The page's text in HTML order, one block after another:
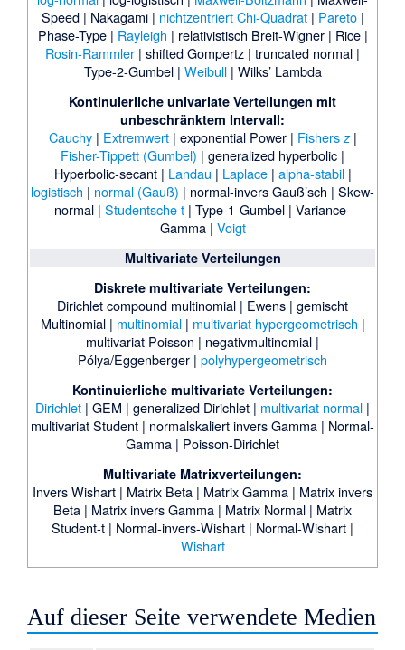
Speed| Nakagami| nichtzentriert Chi-Quadrat| Pareto|
Phase-Type| Rayleigh | relativistisch Breit-Wigner| Rice|
Rosin-Rammler | shifted Gompertz | truncated normal |
Type-2-Gumbel| Weibull| Wilks’ Lambda
Kontinuierliche univariate Verteilungen mit
unbeschränktem Intervall:
Cauchy| Extremwert| exponential Power| Fishersz|
Fisher-Tippett (Gumbel) | generalized hyperbolic |
Hyperbolic-secant| Landau | Laplace| alpha-stabil|
logistisch | normal (Gauß) | normal-invers Gauß’sch | Skew-
normal | Studentsche t | Type-1-Gumbel | Variance-
Gamma| Voigt
Multivariate Verteilungen
Diskrete multivariate Verteilungen:
Dirichlet compound multinomial | Ewens | gemischt
Multinomial| multinomial| multivariat hypergeometrisch |
multivariat Poisson | negativmultinomial |
Pólya/Eggenberger | polyhypergeometrisch
Kontinuierliche multivariate Verteilungen:
Dirichlet | GEM | generalized Dirichlet | multivariat normal |
multivariat Student | normalskaliert invers Gamma | Normal-
Gamma | Poisson-Dirichlet
Multivariate Matrixverteilungen:
Invers Wishart | Matrix Beta | Matrix Gamma | Matrix invers
Beta | Matrix invers Gamma | Matrix Normal | Matrix
Student-t | Normal-invers-Wishart | Normal-Wishart |
Wishart
Auf dieser Seite verwendete Medien